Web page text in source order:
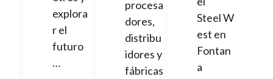
explora
r el
futuro
…
procesa
dores,
distribu
idores y
fábricas
Steel W
est en
Fontan
a